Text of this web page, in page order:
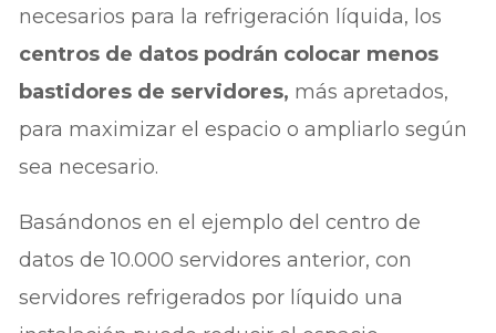
necesarios para la refrigeración líquida, los
centros de datos podrán colocar menos
bastidores de servidores, más apretados,
para maximizar el espacio o ampliarlo según
sea necesario.
Basándonos en el ejemplo del centro de
datos de 10.000 servidores anterior, con
servidores refrigerados por líquido una